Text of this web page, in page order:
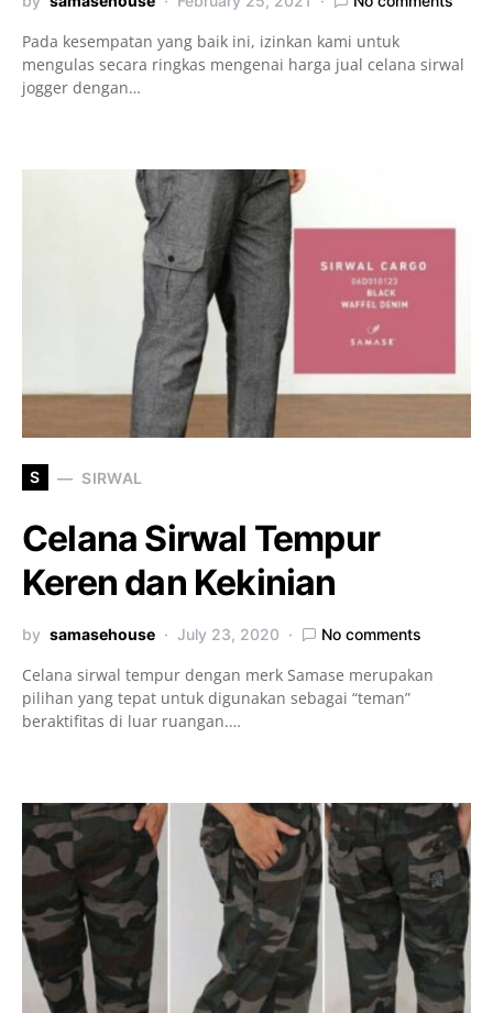
Pada kesempatan yang baik ini, izinkan kami untuk
mengulas secara ringkas mengenai harga jual celana sirwal
jogger dengan…
S SIRWAL
Celana Sirwal Tempur
Keren dan Kekinian
by samasehouse July 23, 2020 No comments
Celana sirwal tempur dengan merk Samase merupakan
pilihan yang tepat untuk digunakan sebagai “teman”
beraktifitas di luar ruangan.…